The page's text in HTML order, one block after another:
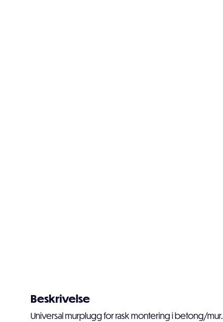
Beskrivelse
Universal murplugg for rask montering i betong/mur.